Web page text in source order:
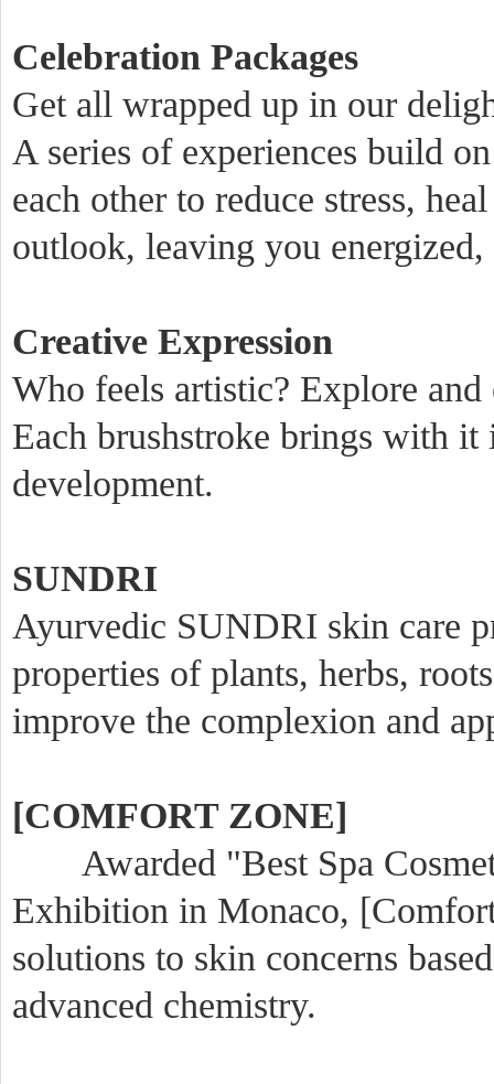
Celebration Packages
Get all wrapped up in our
A series of experiences build on
each other to reduce stress,
outlook, leaving you
Creative Expression
Who feels artistic? Explore
Each brushstroke brings with
development.
SUNDRI
Ayurvedic SUNDRI skin care
properties of plants, herbs,
improve the complexion and
[COMFORT ZONE]
Awarded "Best Spa
Exhibition in Monaco,
solutions to skin concerns
advanced chemistry.